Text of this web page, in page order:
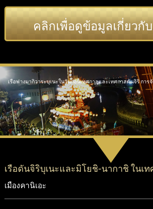
คลิกเพื่อดูข้อมูลเกี่ยวกั
เรือฟางมากิวาระบุเนะในวันก่อนเทศกาลและเทศกาลดันจิริ การ
เรือดันจิริบุเนะและมิโยชิ-นากาชิ ในเ
เมืองคานิเอะ